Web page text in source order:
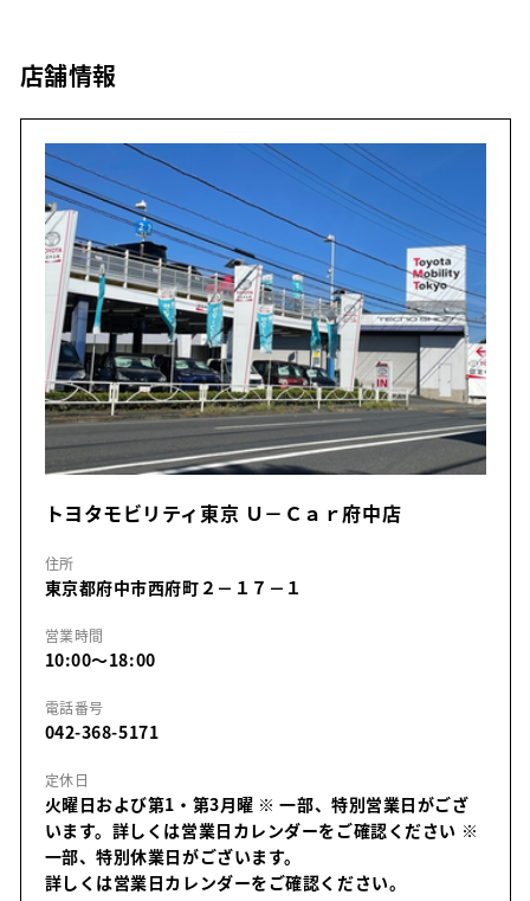
店舗情報
トヨタモビリティ東京 Ｕ－Ｃａｒ府中店
住所
東京都府中市西府町２－１７－１
営業時間
10:00～18:00
電話番号
042-368-5171
定休日
火曜日および第1・第3月曜 ※ 一部、特別営業日がござ
います。詳しくは営業日カレンダーをご確認ください ※
一部、特別休業日がございます。
詳しくは営業日カレンダーをご確認ください。